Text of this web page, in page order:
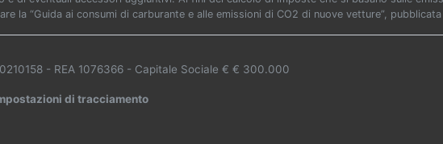
la “Guida ai consumi di carburante e alle emissioni di CO2 di nuove vetture”,
- REA 1076366 - Capitale Sociale € € 300.000
di tracciamento